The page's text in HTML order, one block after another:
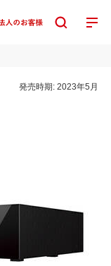
発売時期:2023年5月